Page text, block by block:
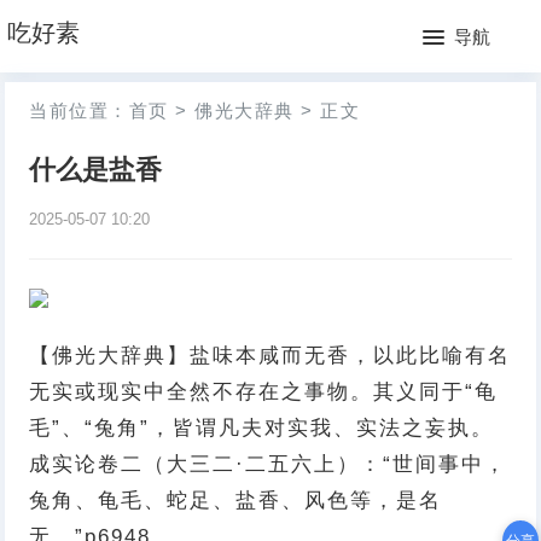
吃好素 导航
网
站
月
当前位置： 首页 > 佛光大辞典 > 正文
什么是盐香
2025-05-07 10:20
【佛光大辞典】盐味本咸而无香，以此比喻有名
无实或现实中全然不存在之事物。其义同于“龟
毛”、“兔角”，皆谓凡夫对实我、实法之妄执。
成实论卷二（大三二·二五六上）：“世间事中，
兔角、龟毛、蛇足、盐香、风色等，是名